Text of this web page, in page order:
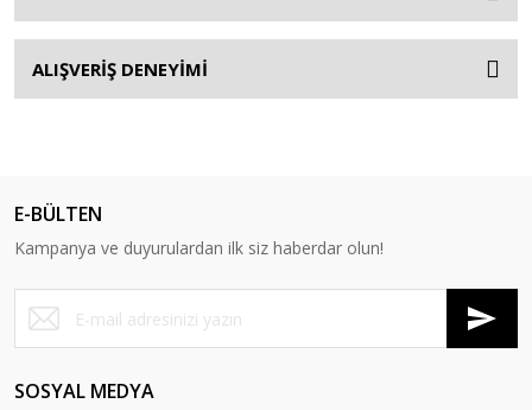
ALIŞVERİŞ DENEYİMİ
E-BÜLTEN
Kampanya ve duyurulardan ilk siz haberdar olun!
SOSYAL MEDYA